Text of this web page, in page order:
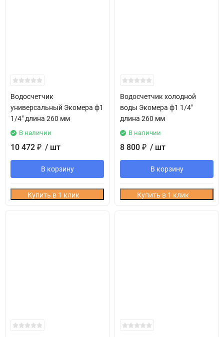
Водосчетчик
универсальный Экомера ф1
1/4" длина 260 мм
В наличии
10 472 ₽ / шт
В корзину
Купить в 1 клик
Водосчетчик холодной
воды Экомера ф1 1/4"
длина 260 мм
В наличии
8 800 ₽ / шт
В корзину
Купить в 1 клик